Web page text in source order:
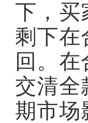
下，买
剩下在
回。
交清全
期市场